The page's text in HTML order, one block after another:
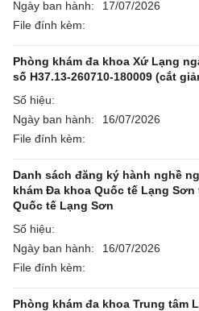
Ngày ban hành:
17/07/2026
File đính kèm:
Phòng khám đa khoa Xứ Lạng
số H37.13-260710-180009 (cắt
Số hiệu:
Ngày ban hành:
16/07/2026
File đính kèm:
Danh sách đăng ký hành nghề
khám Đa khoa Quốc tế Lạng Sơn
Quốc tế Lạng Sơn
Số hiệu:
Ngày ban hành:
16/07/2026
File đính kèm:
Phòng khám đa khoa Trung tâm